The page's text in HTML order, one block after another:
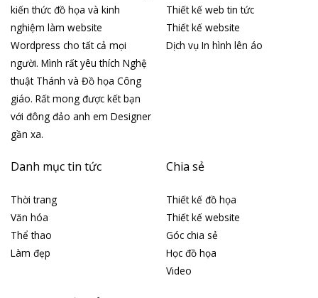
kiến thức đồ họa và kinh
nghiệm làm website
Wordpress cho tất cả mọi
người. Mình rất yêu thích Nghệ
thuật Thánh và Đồ họa Công
giáo. Rất mong được kết bạn
với đông đảo anh em Designer
gần xa.
Thiết kế web tin tức
Thiết kế website
Dịch vụ In hình lên áo
Danh mục tin tức
Thời trang
Văn hóa
Thể thao
Làm đẹp
Chia sẻ
Thiết kế đồ họa
Thiết kế website
Góc chia sẻ
Học đồ họa
Video